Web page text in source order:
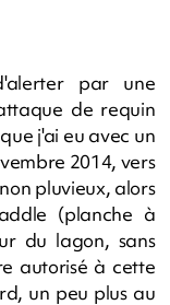
par une
de requin
j'ai eu avec un
2014, vers
pluvieux, alors
(planche à
du lagon, sans
autorisé à cette
un peu plus au